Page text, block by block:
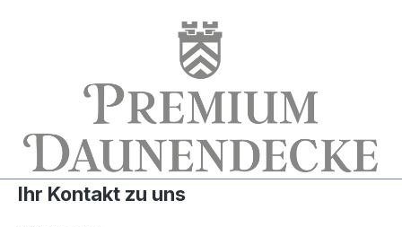
Ihr Kontakt zu uns